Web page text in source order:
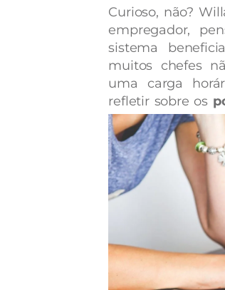
Curioso, não?
empregador,
sistema
muitos chefes
uma carga
refletir sobre os